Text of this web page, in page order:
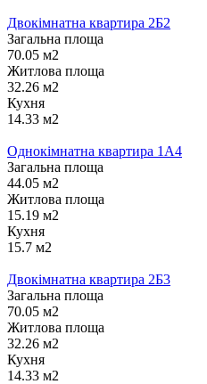
Двокімнатна квартира 2Б2
Загальна площа
70.05 м2
Житлова площа
32.26 м2
Кухня
14.33 м2
Однокімнатна квартира 1А4
Загальна площа
44.05 м2
Житлова площа
15.19 м2
Кухня
15.7 м2
Двокімнатна квартира 2Б3
Загальна площа
70.05 м2
Житлова площа
32.26 м2
Кухня
14.33 м2